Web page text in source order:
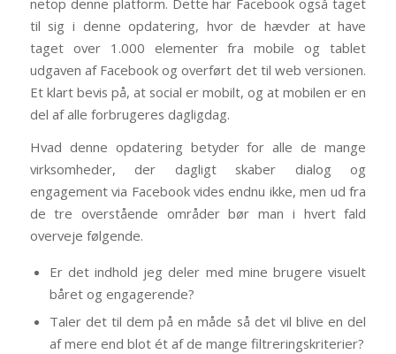
til sig i denne opdatering, hvor de hævder at have
taget over 1.000 elementer fra mobile og tablet
udgaven af Facebook og overført det til web versionen.
Et klart bevis på, at social er mobilt, og at mobilen er en
del af alle forbrugeres dagligdag.
Hvad denne opdatering betyder for alle de mange
virksomheder, der dagligt skaber dialog og
engagement via Facebook vides endnu ikke, men ud fra
de tre overstående områder bør man i hvert fald
overveje følgende.
Er det indhold jeg deler med mine brugere visuelt
båret og engagerende?
Taler det til dem på en måde så det vil blive en del
af mere end blot ét af de mange filtreringskriterier?